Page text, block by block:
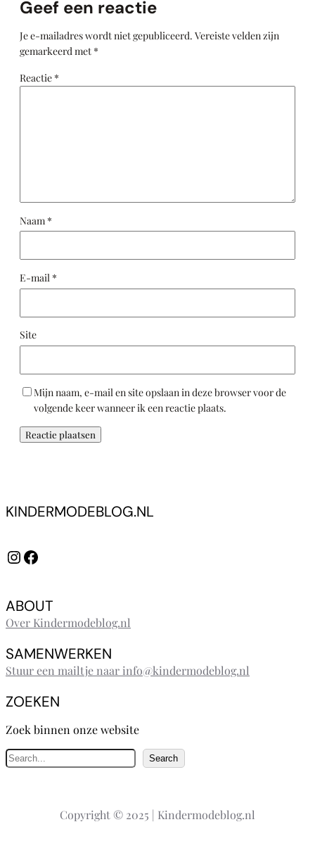
Geef een reactie
Je e-mailadres wordt niet gepubliceerd. Vereiste velden zijn
gemarkeerd met *
Reactie *
Naam *
E-mail *
Site
Mijn naam, e-mail en site opslaan in deze browser voor de
volgende keer wanneer ik een reactie plaats.
KINDERMODEBLOG.NL
InstagramFacebook
ABOUT
Over Kindermodeblog.nl
SAMENWERKEN
Stuur een mailtje naar info@kindermodeblog.nl
ZOEKEN
Zoek binnen onze website
Z
o
e
Search
Copyright © 2025 | Kindermodeblog.nl